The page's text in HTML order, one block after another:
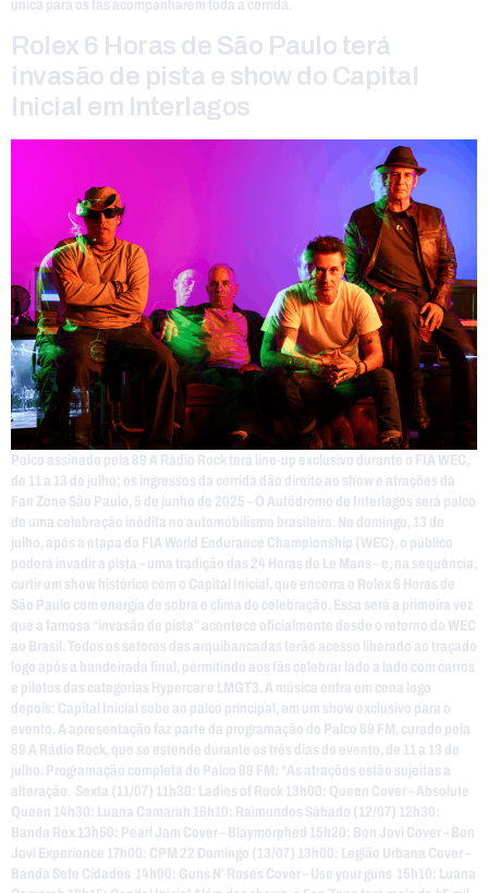
única para os fãs acompanharem toda a corrida.
Rolex 6 Horas de São Paulo terá
invasão de pista e show do Capital
Inicial em Interlagos
Palco assinado pela 89 A Rádio Rock terá line-up exclusivo durante o FIA WEC,
de 11 a 13 de julho; os ingressos da corrida dão direito ao show e atrações da
Fan Zone São Paulo, 5 de junho de 2025 – O Autódromo de Interlagos será palco
de uma celebração inédita no automobilismo brasileiro. No domingo, 13 de
julho, após a etapa do FIA World Endurance Championship (WEC), o público
poderá invadir a pista – uma tradição das 24 Horas de Le Mans – e, na sequência,
curtir um show histórico com o Capital Inicial, que encerra o Rolex 6 Horas de
São Paulo com energia de sobra e clima de celebração. Essa será a primeira vez
que a famosa “invasão de pista” acontece oficialmente desde o retorno do WEC
ao Brasil. Todos os setores das arquibancadas terão acesso liberado ao traçado
logo após a bandeirada final, permitindo aos fãs celebrar lado a lado com carros
e pilotos das categorias Hypercar e LMGT3. A música entra em cena logo
depois: Capital Inicial sobe ao palco principal, em um show exclusivo para o
evento. A apresentação faz parte da programação do Palco 89 FM, curado pela
89 A Rádio Rock, que se estende durante os três dias do evento, de 11 a 13 de
julho. Programação completa do Palco 89 FM: *As atrações estão sujeitas a
alteração. Sexta (11/07) 11h30: Ladies of Rock 13h00: Queen Cover – Absolute
Queen 14h30: Luana Camarah 16h10: Raimundos Sábado (12/07) 12h30:
Banda Rex 13h50: Pearl Jam Cover – Blaymorphed 15h20: Bon Jovi Cover – Bon
Jovi Experience 17h00: CPM 22 Domingo (13/07) 13h00: Legião Urbana Cover –
Banda Sete Cidades 14h00: Guns N’ Roses Cover – Use your guns 15h10: Luana